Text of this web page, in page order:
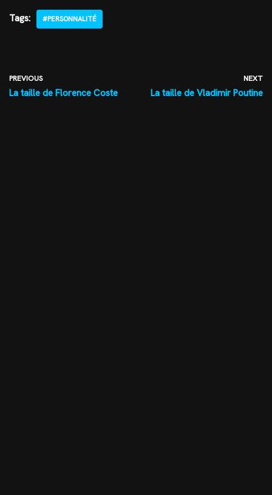
Tags: #PERSONNALITÉ
PREVIOUS
La taille de Florence Coste
NEXT
La taille de Vladimir Poutine